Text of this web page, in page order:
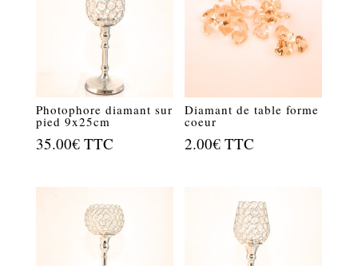
Photophore diamant sur
pied 9x25cm
35.00€ TTC
Diamant de table forme
coeur
2.00€ TTC